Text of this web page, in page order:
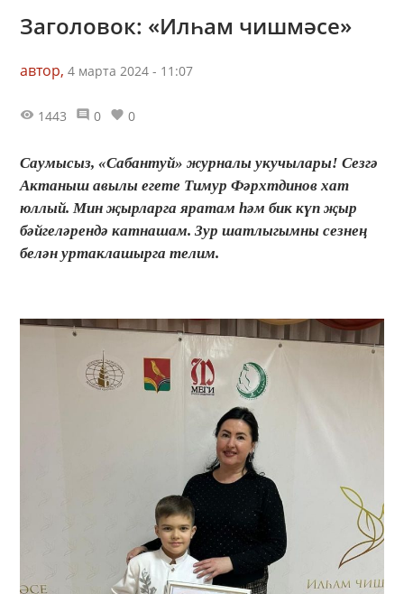
Заголовок: «Илһам чишмәсе»
автор, 4 марта 2024 - 11:07
1443 0 0
Саумысыз, «Сабантуй» журналы укучылары! Cезгә
Актаныш авылы егете Тимур Фәрхтдинов хат
юллый. Мин җырларга яратам һәм бик күп җыр
бәйгеләрендә катнашам. Зур шатлыгымны сезнең
белән уртаклашырга телим.